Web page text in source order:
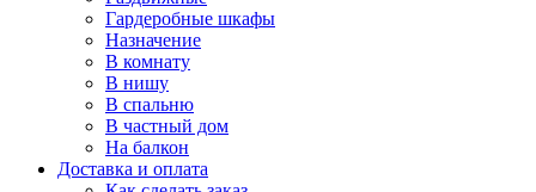
Гардеробные шкафы
Назначение
В комнату
В нишу
В спальню
В частный дом
На балкон
Доставка и оплата